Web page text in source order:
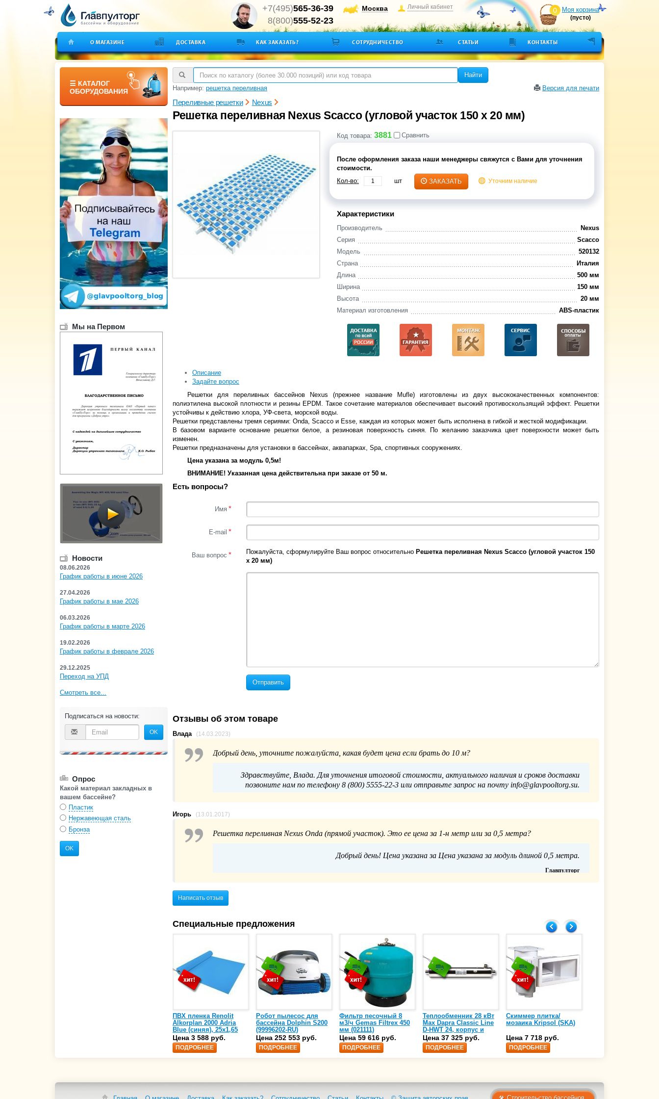
+7(495)565-36-39
8(800)555-52-23
Москва Личный кабинет 0 Моя корзина
(пусто)
О МАГАЗИНЕ ДОСТАВКА КАК ЗАКАЗАТЬ? СОТРУДНИЧЕСТВО СТАТЬИ КОНТАКТЫ
☰ КАТАЛОГ
ОБОРУДОВАНИЯ
Мы на Первом
Новости
08.06.2026
График работы в июне 2026
27.04.2026
График работы в мае 2026
06.03.2026
График работы в марте 2026
19.02.2026
График работы в феврале 2026
29.12.2025
Переход на УПД
Смотреть все...
Подписаться на новости:
OK
Опрос
Какой материал закладных в
вашем бассейне?
Пластик
Нержавеющая сталь
Бронза
OK
Найти
Например: решетка переливная Версия для печати
Переливные решетки Nexus
Решетка переливная Nexus Scacco (угловой участок 150 x 20 мм)
Код товара: 3881 Сравнить
После оформления заказа наши менеджеры свяжутся с Вами для уточнения
стоимости.
Кол-во:
шт ЗАКАЗАТЬ Уточним наличие
Характеристики
Nexus
Производитель
Scacco
Серия
520132
Модель
Италия
Страна
500 мм
Длина
150 мм
Ширина
20 мм
Высота
ABS-пластик
Материал изготовления
Описание
Задайте вопрос
Решетки для переливных бассейнов Nexus (прежнее название Mufle) изготовлены из двух высококачественных компонентов:
полиэтилена высокой плотности и резины EPDM. Такое сочетание материалов обеспечивает высокий противоскользящий эффект. Решетки
устойчивы к действию хлора, УФ-света, морской воды.
Решетки представлены тремя сериями: Onda, Scacco и Esse, каждая из которых может быть исполнена в гибкой и жесткой модификации.
В базовом варианте основание решетки белое, а резиновая поверхность синяя. По желанию заказчика цвет поверхности может быть
изменен.
Решетки предназначены для установки в бассейнах, аквапарках, Spa, спортивных сооружениях.
Цена указана за модуль 0,5м!
ВНИМАНИЕ! Указанная цена действительна при заказе от 50 м.
Есть вопросы?
Имя *
E-mail *
Ваш вопрос * Пожалуйста, сформулируйте Ваш вопрос относительно Решетка переливная Nexus Scacco (угловой участок 150
x 20 мм)
Отправить
Отзывы об этом товаре
Влада (14.03.2023)
Добрый день, уточните пожалуйста, какая будет цена если брать до 10 м?
Здравствуйте, Влада. Для уточнения итоговой стоимости, актуального наличия и сроков доставки
позвоните нам по телефону 8 (800) 5555-22-3 или отправьте запрос на почту info@glavpooltorg.su.
14.03.2023
Игорь (13.01.2017)
Решетка переливная Nexus Onda (прямой участок). Это ее цена за 1-н метр или за 0,5 метра?
Добрый день! Цена указана за Цена указана за модуль длиной 0,5 метра.
Главпулторг
Написать отзыв
Специальные предложения
ПВХ пленка Renolit
Alkorplan 2000 Adria
Blue (синяя), 25х1,65
(35216203)
Цена 3 588 руб.
ПОДРОБНЕЕ
Робот пылесос для
бассейна Dolphin S200
(99996202-RU)
Цена 252 553 руб.
ПОДРОБНЕЕ
Фильтр песочный 8
м3/ч Gemas Filtrex 450
мм (021111)
Цена 59 616 руб.
ПОДРОБНЕЕ
Теплообменник 28 кВт
Max Dapra Classic Line
D-HWT 24, корпус и
спираль нержавеющая
сталь AISI-316 (10 01
25)
Цена 37 325 руб.
ПОДРОБНЕЕ
Скиммер плитка/
мозаика Kripsol (SKA)
Цена 7 718 руб.
ПОДРОБНЕЕ